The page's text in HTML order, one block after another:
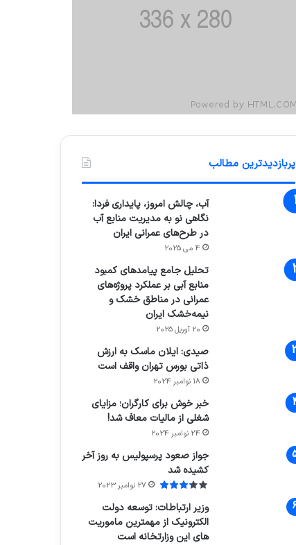
پربازدیدترین مطالب
آب، چالش امروز، پایداری فردا:
نگاهی نو به مدیریت منابع آب
در طرح‌های عمرانی ایران
4 می 2025
تحلیل جامع پیامدهای کمبود
منابع آبی بر عملکرد پروژه‌های
عمرانی در مناطق خشک و
نیمه‌خشک ایران
20 آوریل 2025
صیدی: ایلان ماسک به ارزش
ذاتی بورس تهران واقف است
18 نوامبر 2024
خبر خوش برای کارگران؛ مزایای
شغلی از مالیات معاف شد!
24 نوامبر 2024
جواز صعود پرسپولیس به روز آخر
کشیده شد
27 نوامبر 2023
وزیر ارتباطات: توسعه دولت
الکترونیک از مهمترین ماموریت
های این وزارتخانه است